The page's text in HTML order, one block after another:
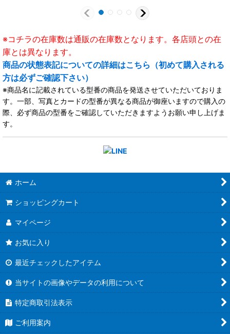
※コチラの在庫数は通販の在庫数となります。各店頭との在
庫とは異なります。
商品の状態表記についての詳細はこちら（初めて購入される
方は必ずご確認下さい）
※商品名に記載されている型番の商品を発送させていただいておりま
す。一部、写真とカードの型番が異なる商品が御座いますので購入の
際、必ず商品の型番をご確認していただきますようお願い申し上げま
す。
ホーム
ショッピングカート
マイページ
お気に入り
最近チェックしたアイテム
当サイトの画像やデータの利用について
特定商取引法表示
ご利用案内